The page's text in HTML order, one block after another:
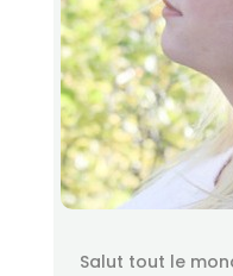
Salut tout le